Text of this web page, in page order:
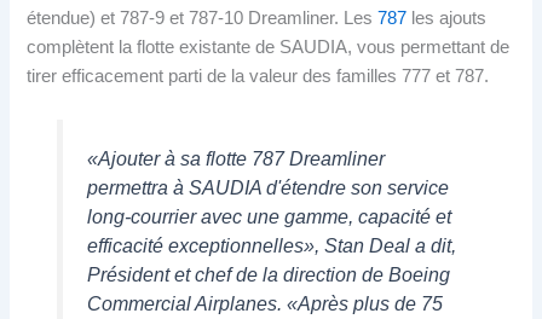
étendue) et 787-9 et 787-10 Dreamliner. Les787 les ajouts
complètent la flotte existante de SAUDIA, vous permettant de
tirer efficacement parti de la valeur des familles 777 et 787.
«Ajouter à sa flotte 787 Dreamliner
permettra à SAUDIA d'étendre son service
long-courrier avec une gamme, capacité et
efficacité exceptionnelles», Stan Deal a dit,
Président et chef de la direction de Boeing
Commercial Airplanes. «Après plus de 75